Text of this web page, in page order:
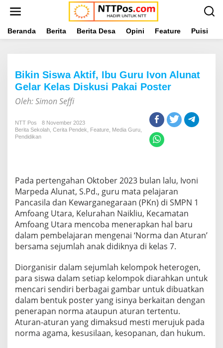
t
Beranda Berita Berita Desa Opini Feature Puisi
Bikin Siswa Aktif, Ibu Guru Ivon Alunat
Gelar Kelas Diskusi Pakai Poster
Oleh: Simon Seffi
NTT Pos
8 November 2023
Berita Sekolah Cerita Pendek Feature Media Guru
Pendidikan
Pada pertengahan Oktober 2023 bulan lalu, Ivoni
Marpeda Alunat, S.Pd., guru mata pelajaran
Pancasila dan Kewarganegaraan (PKn) di SMPN 1
Amfoang Utara, Kelurahan Naikliu, Kecamatan
Amfoang Utara mencoba menerapkan hal baru
dalam pembelajaran mengenai ‘Norma dan Aturan’
bersama sejumlah anak didiknya di kelas 7.
Diorganisir dalam sejumlah kelompok heterogen,
para siswa dalam setiap kelompok diarahkan untuk
mencari sendiri berbagai gambar untuk dibuatkan
dalam bentuk poster yang isinya berkaitan dengan
penerapan norma ataupun aturan tertentu.
Aturan-aturan yang dimaksud mesti merujuk pada
norma agama, kesusilaan, kesopanan, dan hukum.